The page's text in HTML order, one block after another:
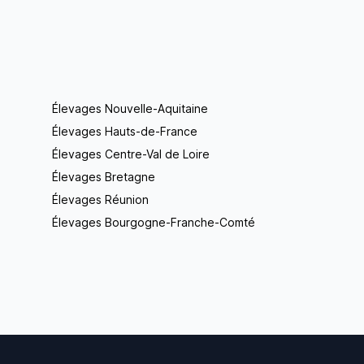
Élevages Nouvelle-Aquitaine
Élevages Hauts-de-France
Élevages Centre-Val de Loire
Élevages Bretagne
Élevages Réunion
Élevages Bourgogne-Franche-Comté